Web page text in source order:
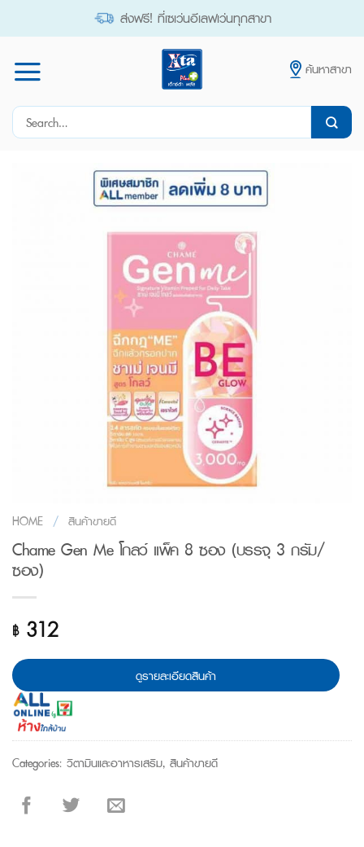
ส่งฟรี! ที่เซเว่นอีเลฟเว่นทุกสาขา
ค้นหาสาขา
Search
HOME / สินค้าขายดี
Chame Gen Me โกลว์ แพ็ค 8 ซอง (บรรจุ 3 กรัม/
ซอง)
฿312
ดูรายละเอียดสินค้า
Categories: วิตามินและอาหารเสริม, สินค้าขายดี